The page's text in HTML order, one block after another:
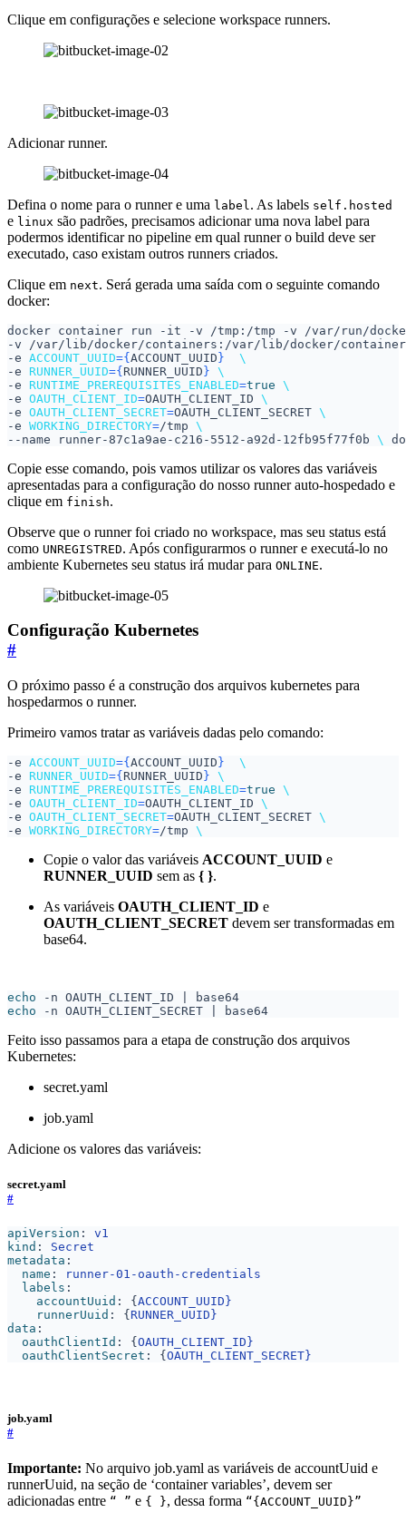
Clique em configurações e selecione workspace runners.
Adicionar runner.
Defina o nome para o runner e uma label . As labels self.hosted
e linux são padrões, precisamos adicionar uma nova label para
podermos identificar no pipeline em qual runner o build deve ser
executado, caso existam outros runners criados.
Clique em next. Será gerada uma saída com o seguinte comando
docker:
docker container run -it -v /tmp:/tmp -v /var/run/
-v /var/lib/docker/containers:/var/lib/docker/
-e ACCOUNT_UUID={ACCOUNT_UUID}
-e RUNNER_UUID={RUNNER_UUID}
-e RUNTIME_PREREQUISITES_ENABLED=true
-e OAUTH_CLIENT_ID=OAUTH_CLIENT_ID
-e OAUTH_CLIENT_SECRET=OAUTH_CLIENT_SECRET
-e WORKING_DIRECTORY=/tmp
--name runner-87c1a9ae-c216-5512-a92d-12fb95f77f0b \
Copie esse comando, pois vamos utilizar os valores das variáveis
apresentadas para a configuração do nosso runner auto-hospedado e
clique em finish.
Observe que o runner foi criado no workspace, mas seu status está
como UNREGISTRED. Após configurarmos o runner e executá-lo no
ambiente Kubernetes seu status irá mudar para ONLINE.
Configuração Kubernetes
#
O próximo passo é a construção dos arquivos kubernetes para
hospedarmos o runner.
Primeiro vamos tratar as variáveis dadas pelo comando:
-e ACCOUNT_UUID={ ACCOUNT_UUID }
-e RUNNER_UUID={ RUNNER_UUID }
-e RUNTIME_PREREQUISITES_ENABLED=true
-e OAUTH_CLIENT_ID=OAUTH_CLIENT_ID
-e OAUTH_CLIENT_SECRET=OAUTH_CLIENT_SECRET
-e WORKING_DIRECTORY=/tmp \
Copie o valor das variáveis ACCOUNT_UUID e
RUNNER_UUID sem as { }.
As variáveis OAUTH_CLIENT_ID e
OAUTH_CLIENT_SECRET devem ser transformadas em
base64.
echo -n OAUTH_CLIENT_ID
echo -n OAUTH_CLIENT_SECRET
Feito isso passamos para a etapa de construção dos arquivos
Kubernetes:
secret.yaml
job.yaml
Adicione os valores das variáveis:
secret.yaml
#
apiVersion :
v1
kind :
Secret
metadata :
name :
runner-01-oauth-credentials
labels :
accountUuid : { ACCOUNT_UUID}
runnerUuid : { RUNNER_UUID}
data :
oauthClientId : { OAUTH_CLIENT_ID}
oauthClientSecret : { OAUTH_CLIENT_SECRET}
job.yaml
#
Importante: No arquivo job.yaml as variáveis de accountUuid e
runnerUuid, na seção de ‘container variables’, devem ser
adicionadas entre “ ” e { }, dessa forma “{ACCOUNT_UUID}”